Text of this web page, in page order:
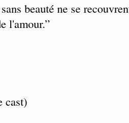
beauté ne se
l'amour.”
cast)